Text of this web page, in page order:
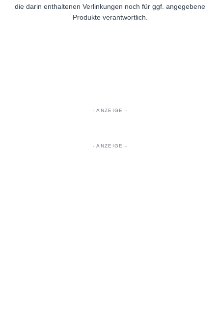
die darin enthaltenen Verlinkungen noch für ggf. angegebene
Produkte verantwortlich.